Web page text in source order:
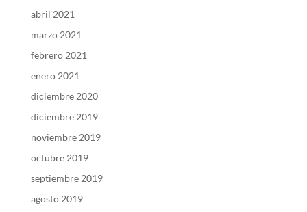
abril 2021
marzo 2021
febrero 2021
enero 2021
diciembre 2020
diciembre 2019
noviembre 2019
octubre 2019
septiembre 2019
agosto 2019